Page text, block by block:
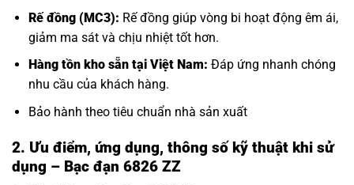
Rế đồng (MC3): Rế đồng giúp vòng bi hoạt động êm ái,
giảm ma sát và chịu nhiệt tốt hơn.
Hàng tồn kho sẵn tại Việt Nam: Đáp ứng nhanh chóng
nhu cầu của khách hàng.
Bảo hành theo tiêu chuẩn nhà sản xuất
2. Ưu điểm, ứng dụng, thông số kỹ thuật khi sử
dụng – Bạc đạn 6826 ZZ